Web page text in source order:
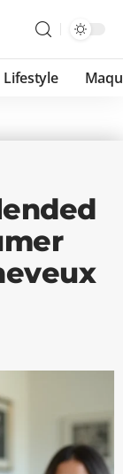
Lifestyle